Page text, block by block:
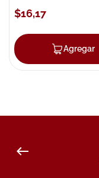
$16,17
Agregar